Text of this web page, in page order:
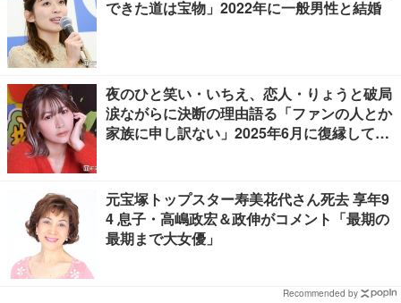
できた道は宝物」2022年に一般男性と結婚
夜のひと笑い・いちえ、恋人・りょうと破局
涙ながらに決断の理由語る「ファンの人とか
家族に申し訳ない」2025年6月に復縁してい
元宝塚トップスター寿美花代さん死去 享年9
4 息子・高嶋政宏＆政伸がコメント「最期の
最期まで大女優」
Recommended by